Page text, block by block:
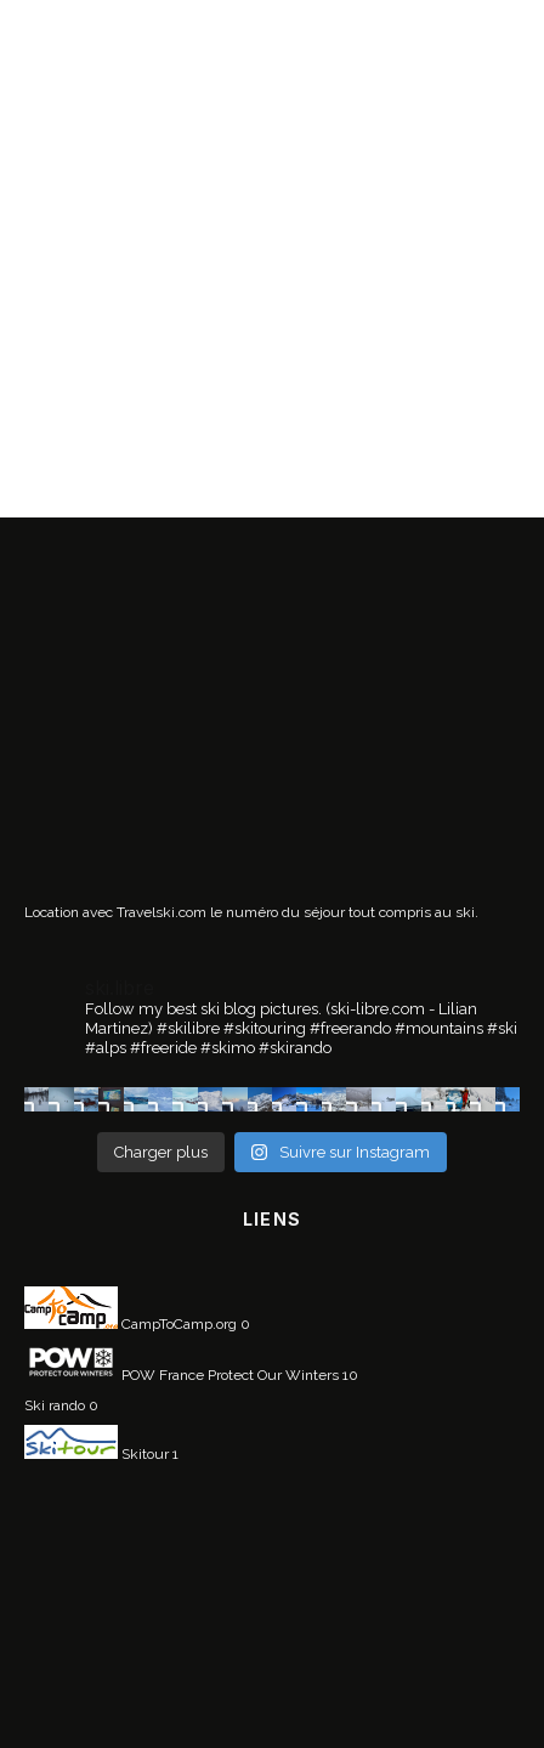
Location avec Travelski.com le numéro du séjour tout compris au ski.
Follow my best ski blog pictures. (ski-libre.com - Lilian
Martinez) #skilibre #skitouring #freerando #mountains #ski
#alps #freeride #skimo #skirando
Charger plus Suivre sur Instagram
LIENS
CampToCamp.org 0
POW France Protect Our Winters 10
Ski rando 0
Skitour1